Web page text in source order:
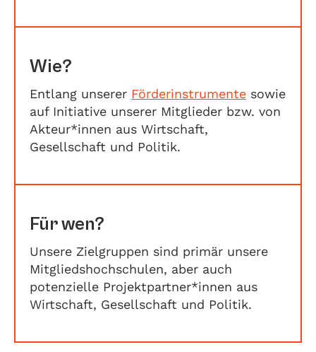
Wie?
Entlang unserer Förderinstrumente sowie
auf Initiative unserer Mitglieder bzw. von
Akteur*innen aus Wirtschaft,
Gesellschaft und Politik.
Für wen?
Unsere Zielgruppen sind primär unsere
Mitgliedshochschulen, aber auch
potenzielle Projektpartner*innen aus
Wirtschaft, Gesellschaft und Politik.